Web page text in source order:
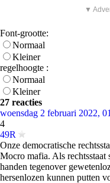
▼
Font-grootte:
Normaal
Kleiner
regelhoogte :
Normaal
Kleiner
27 reacties
woensdag 2 februari 2022,
4
49R
Onze democratische
Mocro mafia. Als
handen tegenover
hersenlozen kunnen putten